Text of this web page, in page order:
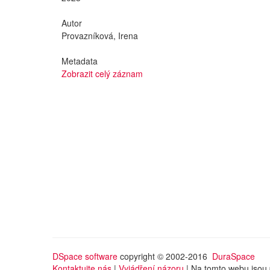
Autor
Provazníková, Irena
Metadata
Zobrazit celý záznam
DSpace software copyright © 2002-2016 DuraSpace